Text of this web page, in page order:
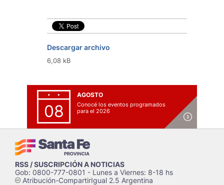
Descargar archivo
6,08 kB
08
AGOSTO
Conocé los eventos programados
para el 2026
RSS / SUSCRIPCIÓN A NOTICIAS
Gob: 0800-777-0801 - Lunes a Viernes: 8-18 hs
cAtribución-CompartirIgual 2.5 Argentina